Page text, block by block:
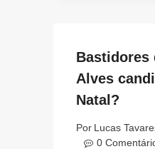
Bastidores
Alves
Natal?
Por Lucas
0